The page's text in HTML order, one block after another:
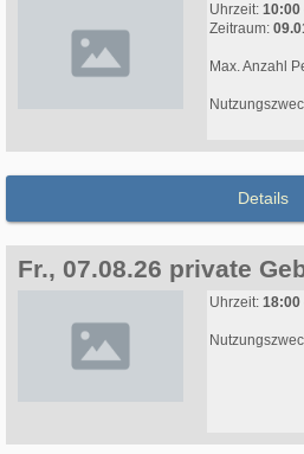
Uhrzeit: 10:00
Zeitraum:
Max. Anzahl
Details
Fr., 07.08.26 private
Uhrzeit: 18:00